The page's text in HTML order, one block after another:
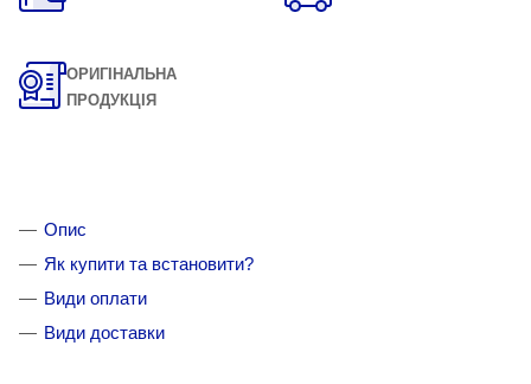
ОРИГІНАЛЬНА
ПРОДУКЦІЯ
Опис
Як купити та встановити?
Види оплати
Види доставки